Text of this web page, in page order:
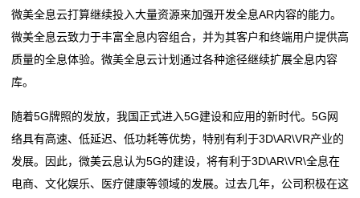
微美全息云打算继续投入大量资源来加强开发全息AR内容的能力。
微美全息云致力于丰富全息内容组合，并为其客户和终端用户提供高
质量的全息体验。微美全息云计划通过各种途径继续扩展全息内容
库。
随着5G牌照的发放，我国正式进入5G建设和应用的新时代。5G网
络具有高速、低延迟、低功耗等优势，特别有利于3D\AR\VR产业的
发展。因此，微美云息认为5G的建设，将有利于3D\AR\VR\全息在
电商、文化娱乐、医疗健康等领域的发展。过去几年，公司积极在这